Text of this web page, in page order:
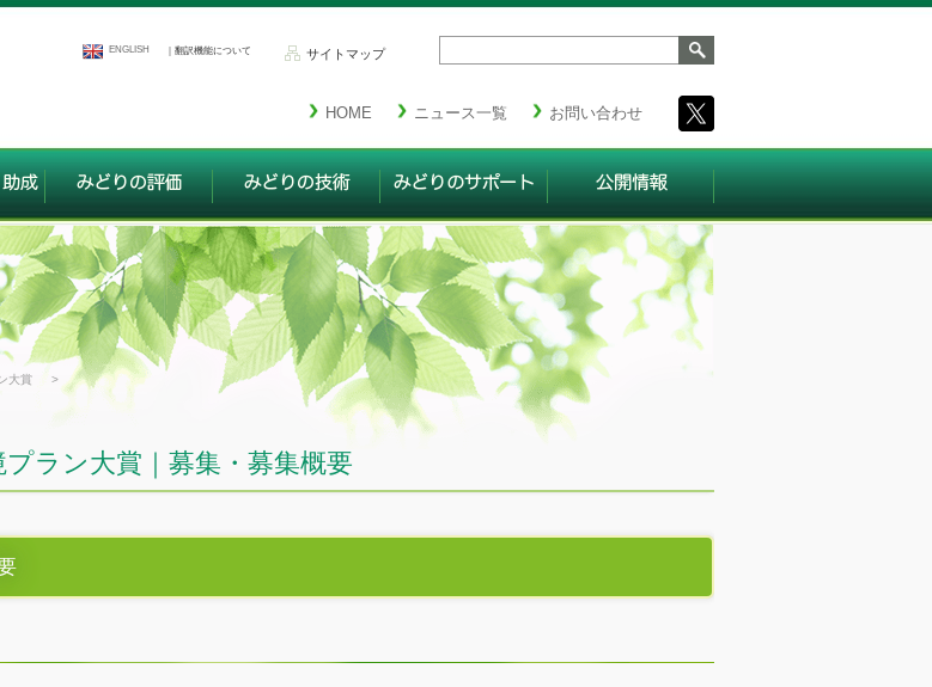
HOME ニュース一覧 お問い合わせ
ENGLISH サイトマップ
｜翻訳機能について
大賞 >
ラン大賞｜募集・募集概要